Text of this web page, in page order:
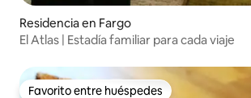
Residencia en Fargo
El Atlas | Estadía familiar para cada viaje
Favorito entre huéspedes